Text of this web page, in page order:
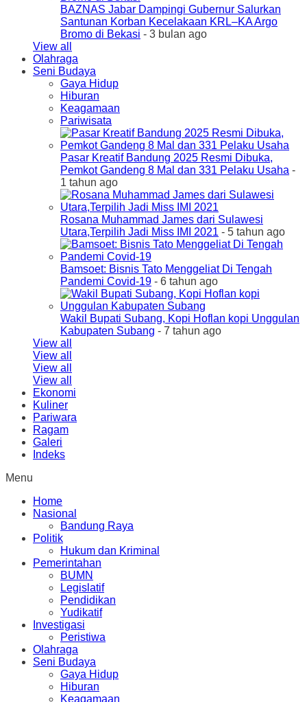
BAZNAS Jabar Dampingi Gubernur Salurkan
Santunan Korban Kecelakaan KRL–KA Argo
Bromo di Bekasi - 3 bulan ago
View all
Olahraga
Seni Budaya
Gaya Hidup
Hiburan
Keagamaan
Pariwisata
Pasar Kreatif Bandung 2025 Resmi Dibuka,
Pemkot Gandeng 8 Mal dan 331 Pelaku Usaha -
1 tahun ago
Rosana Muhammad James dari Sulawesi
Utara,Terpilih Jadi Miss IMI 2021 - 5 tahun ago
Bamsoet: Bisnis Tato Menggeliat Di Tengah
Pandemi Covid-19 - 6 tahun ago
Wakil Bupati Subang, Kopi Hoflan kopi Unggulan
Kabupaten Subang - 7 tahun ago
View all
View all
View all
View all
Ekonomi
Kuliner
Pariwara
Ragam
Galeri
Indeks
Menu
Home
Nasional
Bandung Raya
Politik
Hukum dan Kriminal
Pemerintahan
BUMN
Legislatif
Pendidikan
Yudikatif
Investigasi
Peristiwa
Olahraga
Seni Budaya
Gaya Hidup
Hiburan
Keagamaan